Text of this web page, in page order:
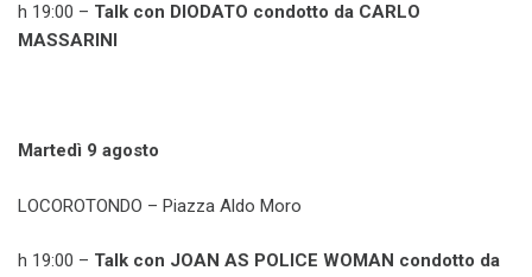
h 19:00 – Talk con DIODATO condotto da CARLO
MASSARINI
Martedì 9 agosto
LOCOROTONDO – Piazza Aldo Moro
h 19:00 – Talk con JOAN AS POLICE WOMAN condotto da